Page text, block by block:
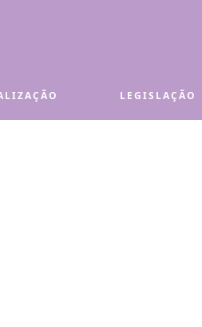
LEGISLAÇÃO